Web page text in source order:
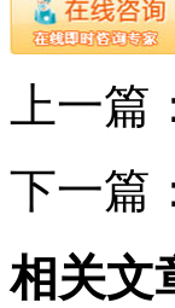
上一篇
下一篇
相关文